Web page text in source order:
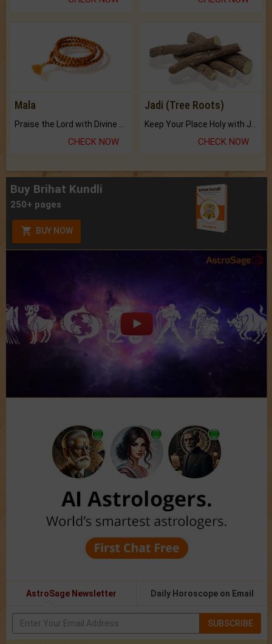
Mala
Praise the Lord with Divine Energies of Mala.
CHECK NOW
Jadi (Tree Roots)
Keep Your Place Holy with Jadi.
CHECK NOW
Buy Brihat Kundli
250+ pages
BUY NOW
AstroSage Newsletter Daily Horoscope on Email
SUBSCRIBE